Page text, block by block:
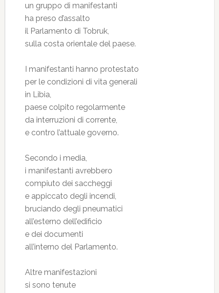
un gruppo di manifestanti
ha preso d’assalto
il Parlamento di Tobruk,
sulla costa orientale del paese.
I manifestanti hanno protestato
per le condizioni di vita generali
in Libia,
paese colpito regolarmente
da interruzioni di corrente,
e contro l’attuale governo.
Secondo i media,
i manifestanti avrebbero
compiuto dei saccheggi
e appiccato degli incendi,
bruciando degli pneumatici
all’esterno dell’edificio
e dei documenti
all’interno del Parlamento.
Altre manifestazioni
si sono tenute